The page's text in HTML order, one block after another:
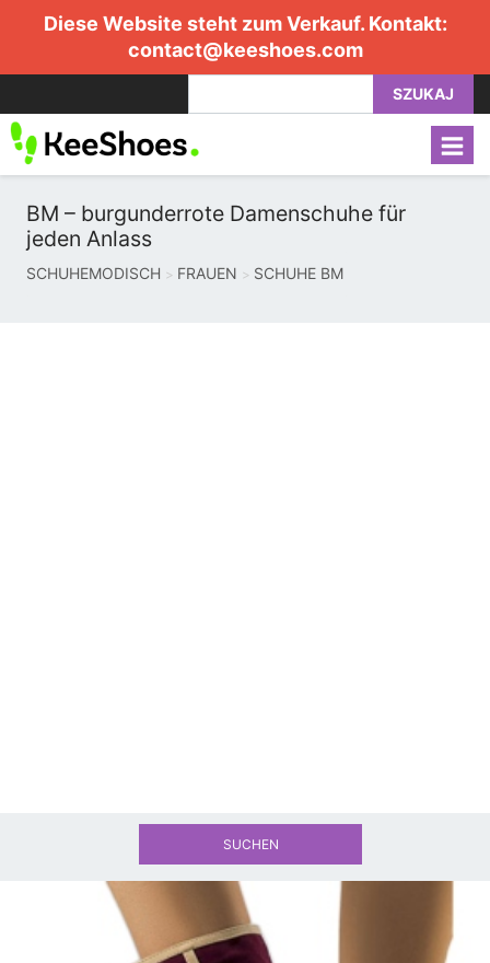
Diese Website steht zum Verkauf. Kontakt:
contact@keeshoes.com
SZUKAJ
BM – burgunderrote Damenschuhe für
jeden Anlass
SCHUHEMODISCH FRAUEN SCHUHE BM
SUCHEN